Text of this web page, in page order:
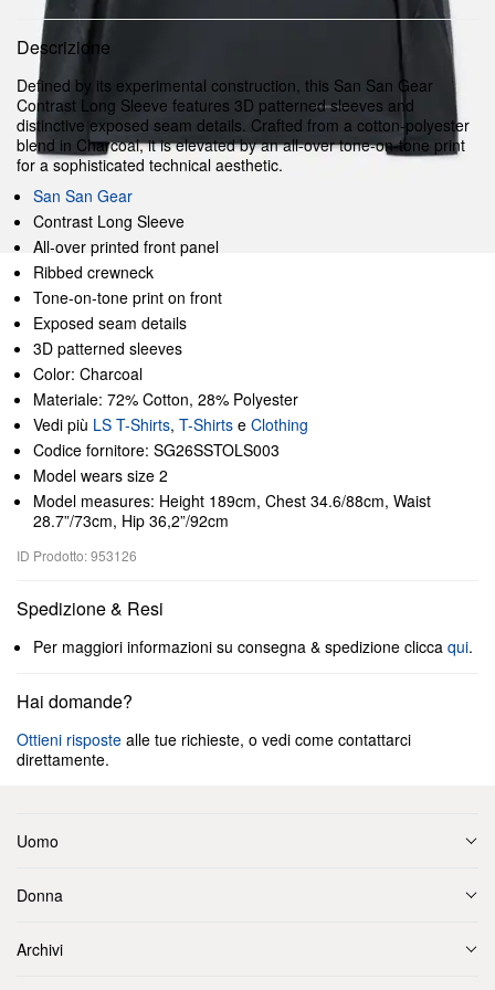
Descrizione
Defined by its experimental construction, this San San Gear
Contrast Long Sleeve features 3D patterned sleeves and
distinctive exposed seam details. Crafted from a cotton-polyester
blend in Charcoal, it is elevated by an all-over tone-on-tone print
for a sophisticated technical aesthetic.
San San Gear
Contrast Long Sleeve
All-over printed front panel
Ribbed crewneck
Tone-on-tone print on front
Exposed seam details
3D patterned sleeves
Color: Charcoal
Materiale: 72% Cotton, 28% Polyester
Vedi più LS T-Shirts, T-Shirts e Clothing
Codice fornitore: SG26SSTOLS003
Model wears size 2
Model measures: Height 189cm, Chest 34.6/88cm, Waist
28.7”/73cm, Hip 36,2”/92cm
ID Prodotto: 953126
Spedizione & Resi
Per maggiori informazioni su consegna & spedizione clicca qui.
Hai domande?
Ottieni risposte alle tue richieste, o vedi come contattarci
direttamente.
Uomo
Donna
Archivi